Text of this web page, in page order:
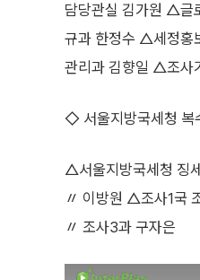
담당관실 김가원 △
규과 한정수 △세정홍
관리과 김향일 △조사
◇ 서울지방국세청 복
△서울지방국세청 징
〃 이방원 △조사1국
〃 조사3과 구자은